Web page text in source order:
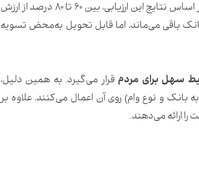
بانک‌ها طلا را از نظر عیار، وزن، اصالت و ارزش روز بازار ارزیابی می‌کنند. بر اساس نتایج این ارزیابی، بین ۶۰ تا ۸۰ درصد از ارزش
باقی می‌ماند، اما قابل تحویل به‌محض تسویه
سهل برای مردمقرار می‌گیرد. به همین دلیل،
و نسبتاً معقولی (بین ۱۵٪ تا ۲۳٪ بسته به بانک و نوع وام) روی آن اعمال می‌کنند. علاوه بر
ارائه می‌دهند.